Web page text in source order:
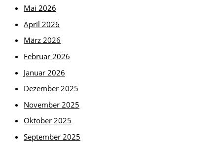
Mai 2026
April 2026
März 2026
Februar 2026
Januar 2026
Dezember 2025
November 2025
Oktober 2025
September 2025